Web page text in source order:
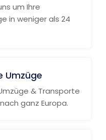
um Ihre
in weniger als 24
Umzüge
& Transporte
ganz Europa.